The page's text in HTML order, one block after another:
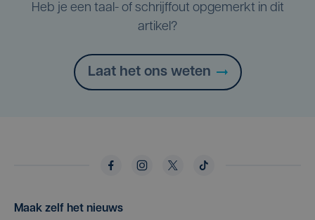
Heb je een taal- of schrijffout opgemerkt in dit
artikel?
Laat het ons weten
Maak zelf het nieuws